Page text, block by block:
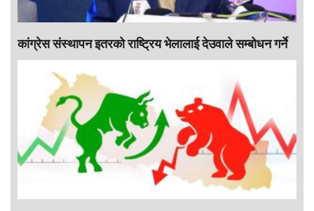
कांग्रेस संस्थापन इतरको राष्ट्रिय भेलालाई देउवाले सम्बोधन गर्ने